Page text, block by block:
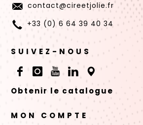
contact@cireetjolie.fr
+33 (0) 6 64 39 40 34
SUIVEZ-NOUS
Obtenir le catalogue
MON COMPTE